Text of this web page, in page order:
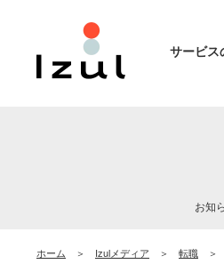
サービス
お知
ホーム Izulメディア 転職